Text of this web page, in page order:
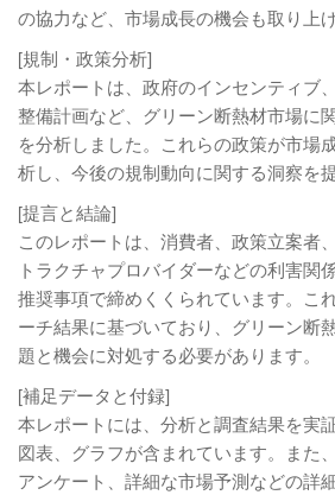
の協力など、市場成長の機会も取り上げ
[規制・政策分析]
本レポートは、政府のインセンティブ
整備計画など、グリーン断熱材市場に
を分析しました。これらの政策が市場
析し、今後の規制動向に関する洞察を
[提言と結論]
このレポートは、消費者、政策立案者
トラクチャプロバイダーなどの利害関
推奨事項で締めくくられています。こ
ーチ結果に基づいており、グリーン断
題と機会に対処する必要があります。
[補足データと付録]
本レポートには、分析と調査結果を実
図表、グラフが含まれています。また
アンケート、詳細な市場予測などの詳